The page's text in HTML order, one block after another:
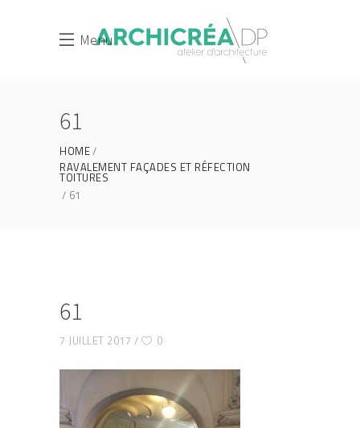
Menu
61
HOME
RAVALEMENT FAÇADES ET RÉFECTION
TOITURES
61
61
7 JUILLET 2017 0